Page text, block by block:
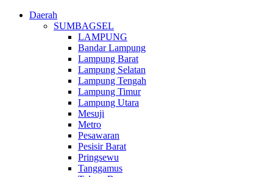
Daerah
SUMBAGSEL
LAMPUNG
Bandar Lampung
Lampung Barat
Lampung Selatan
Lampung Tengah
Lampung Timur
Lampung Utara
Mesuji
Metro
Pesawaran
Pesisir Barat
Pringsewu
Tanggamus